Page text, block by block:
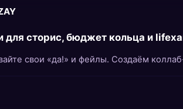
для сторис, бюджет кольца и
свои «да!» и фейлы. Создаём